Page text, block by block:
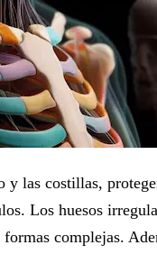
y las costillas,
Los huesos
complejas.